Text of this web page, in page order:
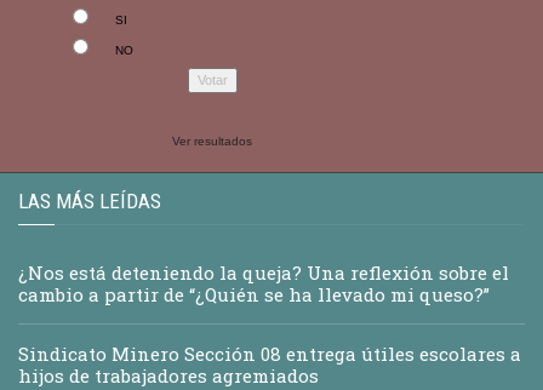
SI
NO
Ver resultados
LAS MÁS LEÍDAS
¿Nos está deteniendo la queja? Una reflexión sobre el
cambio a partir de “¿Quién se ha llevado mi queso?”
Sindicato Minero Sección 08 entrega útiles escolares a
hijos de trabajadores agremiados